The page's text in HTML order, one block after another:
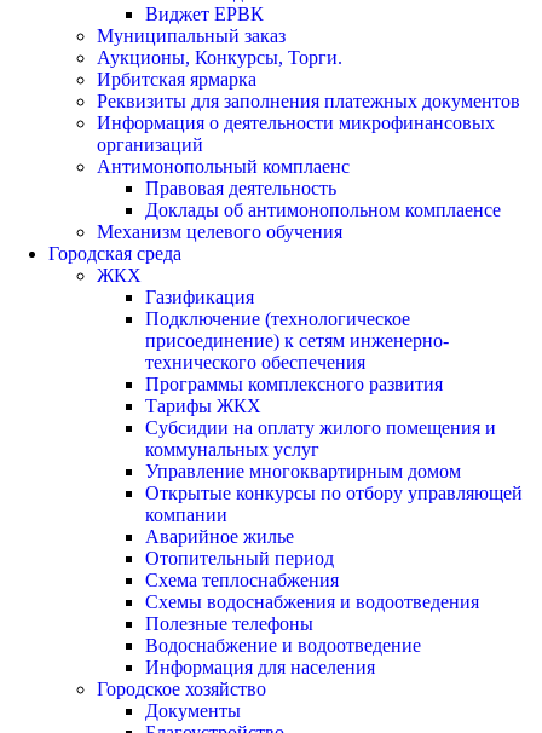
Виджет ЕРВК
Муниципальный заказ
Аукционы, Конкурсы, Торги.
Ирбитская ярмарка
Реквизиты для заполнения платежных документов
Информация о деятельности микрофинансовых
организаций
Антимонопольный комплаенс
Правовая деятельность
Доклады об антимонопольном комплаенсе
Механизм целевого обучения
Городская среда
ЖКХ
Газификация
Подключение (технологическое
присоединение) к сетям инженерно-
технического обеспечения
Программы комплексного развития
Тарифы ЖКХ
Субсидии на оплату жилого помещения и
коммунальных услуг
Управление многоквартирным домом
Открытые конкурсы по отбору управляющей
компании
Аварийное жилье
Отопительный период
Схема теплоснабжения
Схемы водоснабжения и водоотведения
Полезные телефоны
Водоснабжение и водоотведение
Информация для населения
Городское хозяйство
Документы